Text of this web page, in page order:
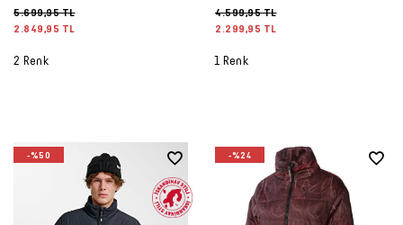
5.699,95 TL
2.849,95 TL
2 Renk
4.599,95 TL
2.299,95 TL
1 Renk
-%50 -%24